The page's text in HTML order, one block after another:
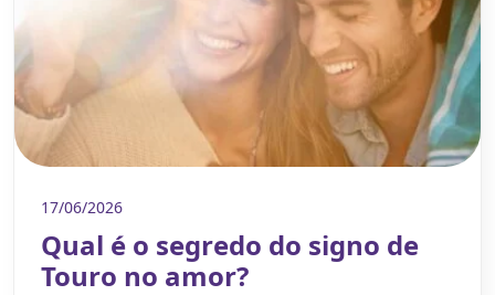
17/06/2026
Qual é o segredo do signo de
Touro no amor?